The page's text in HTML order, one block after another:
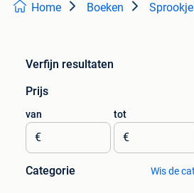
Home Boeken
Verfijn resultaten
Prijs
van
€
tot
€
Categorie Wis de